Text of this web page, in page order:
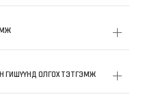
ГИШҮҮНД ОЛГОХ ТЭТГЭМЖ